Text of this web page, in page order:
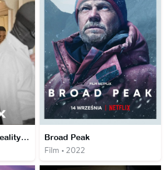
Jerrod Carmichael Reality Show Broad Peak
Film • 2022